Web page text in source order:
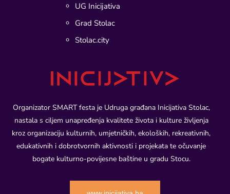
UG Inicijativa
Grad Stolac
Stolac.city
Organizator SMART festa je Udruga građana Inicijativa Stolac,
nastala s ciljem unapređenja kvalitete života i kulture življenja
kroz organizaciju kulturnih, umjetničkih, ekoloških, rekreativnih,
edukativnih i dobrotvornih aktivnosti i projekata te očuvanje
bogate kulturno-povijesne baštine u gradu Stocu.